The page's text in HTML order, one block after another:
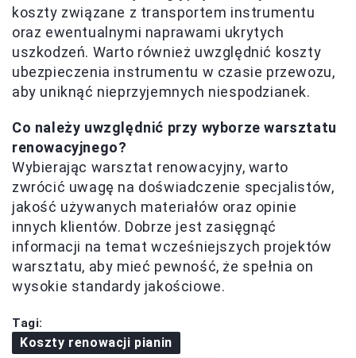
koszty związane z transportem instrumentu
oraz ewentualnymi naprawami ukrytych
uszkodzeń. Warto również uwzględnić koszty
ubezpieczenia instrumentu w czasie przewozu,
aby uniknąć nieprzyjemnych niespodzianek.
Co należy uwzględnić przy wyborze warsztatu
renowacyjnego?
Wybierając warsztat renowacyjny, warto
zwrócić uwagę na doświadczenie specjalistów,
jakość używanych materiałów oraz opinie
innych klientów. Dobrze jest zasięgnąć
informacji na temat wcześniejszych projektów
warsztatu, aby mieć pewność, że spełnia on
wysokie standardy jakościowe.
Tagi:
Koszty renowacji pianin